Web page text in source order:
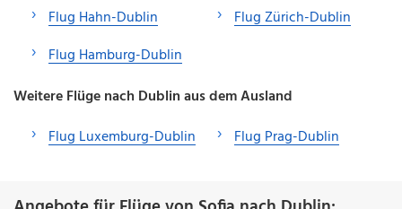
Flug Hahn-Dublin
Flug Hamburg-Dublin
Flug Zürich-Dublin
Weitere Flüge nach Dublin aus dem Ausland
Flug Luxemburg-Dublin
Flug Prag-Dublin